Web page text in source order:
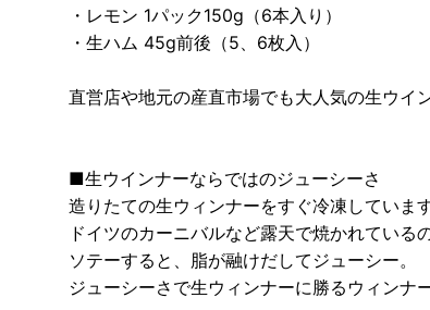
・レモン 1パック150g（6本入り）
・生ハム 45g前後（5、6枚入）
直営店や地元の産直市場でも大人気の生ウイ
■生ウインナーならではのジューシーさ
造りたての生ウィンナーをすぐ冷凍しています
ドイツのカーニバルなど露天で焼かれている
ソテーすると、脂が融けだしてジューシー。
ジューシーさで生ウィンナーに勝るウィンナ